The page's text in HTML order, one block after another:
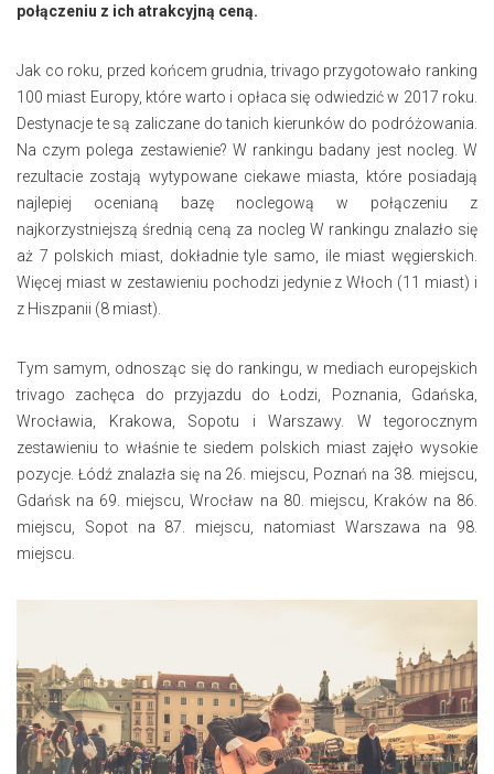
połączeniu z ich atrakcyjną ceną.
Jak co roku, przed końcem grudnia, trivago przygotowało ranking
100 miast Europy, które warto i opłaca się odwiedzić w 2017 roku.
Destynacje te są zaliczane do tanich kierunków do podróżowania.
Na czym polega zestawienie? W rankingu badany jest nocleg. W
rezultacie zostają wytypowane ciekawe miasta, które posiadają
najlepiej ocenianą bazę noclegową w połączeniu z
najkorzystniejszą średnią ceną za nocleg W rankingu znalazło się
aż 7 polskich miast, dokładnie tyle samo, ile miast węgierskich.
Więcej miast w zestawieniu pochodzi jedynie z Włoch (11 miast) i
z Hiszpanii (8 miast).
Tym samym, odnosząc się do rankingu, w mediach europejskich
trivago zachęca do przyjazdu do Łodzi, Poznania, Gdańska,
Wrocławia, Krakowa, Sopotu i Warszawy. W tegorocznym
zestawieniu to właśnie te siedem polskich miast zajęło wysokie
pozycje. Łódź znalazła się na 26. miejscu, Poznań na 38. miejscu,
Gdańsk na 69. miejscu, Wrocław na 80. miejscu, Kraków na 86.
miejscu, Sopot na 87. miejscu, natomiast Warszawa na 98.
miejscu.